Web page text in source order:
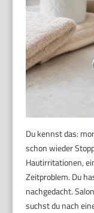
Du kennst das:
schon wieder
Hautirritationen,
Zeitproblem. Du
nachgedacht.
suchst du nach